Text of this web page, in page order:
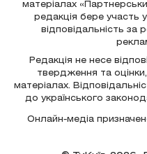
матеріалах
редакція бере участь
відповідальність за
Редакція не несе
твердження та
матеріалах.
до українського
Онлайн-медіа